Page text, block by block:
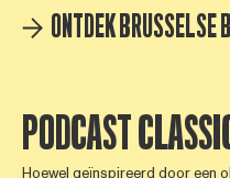
ONTDEK BRUSSELSE
PODCAST
Hoewel geïnspireerd door een